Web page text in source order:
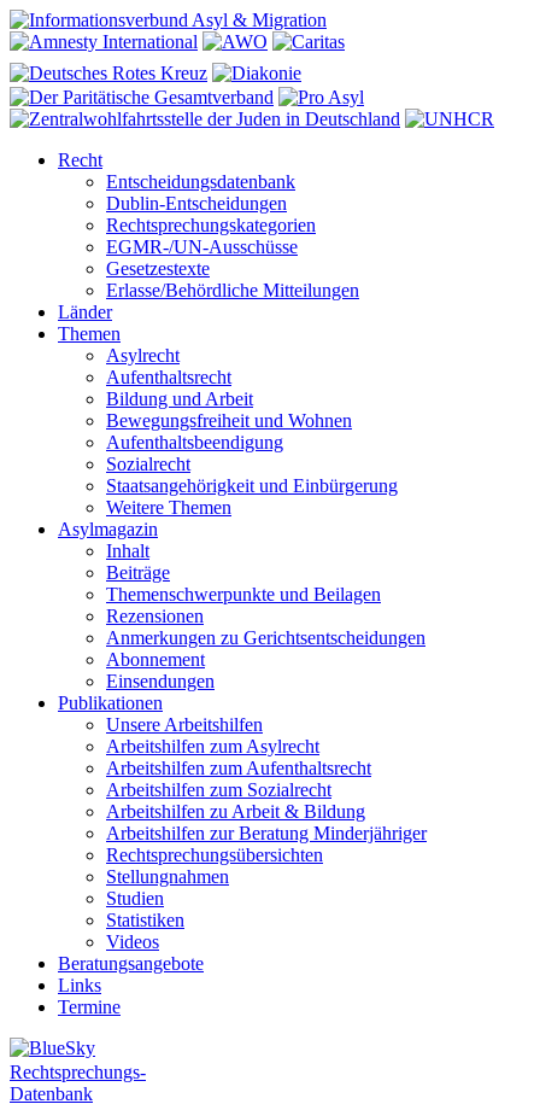
Recht
Entscheidungsdatenbank
Dublin-Entscheidungen
Rechtsprechungskategorien
EGMR-/UN-Ausschüsse
Gesetzestexte
Erlasse/Behördliche Mitteilungen
Länder
Themen
Asylrecht
Aufenthaltsrecht
Bildung und Arbeit
Bewegungsfreiheit und Wohnen
Aufenthaltsbeendigung
Sozialrecht
Staatsangehörigkeit und Einbürgerung
Weitere Themen
Asylmagazin
Inhalt
Beiträge
Themenschwerpunkte und Beilagen
Rezensionen
Anmerkungen zu Gerichtsentscheidungen
Abonnement
Einsendungen
Publikationen
Unsere Arbeitshilfen
Arbeitshilfen zum Asylrecht
Arbeitshilfen zum Aufenthaltsrecht
Arbeitshilfen zum Sozialrecht
Arbeitshilfen zu Arbeit & Bildung
Arbeitshilfen zur Beratung Minderjähriger
Rechtsprechungsübersichten
Stellungnahmen
Studien
Statistiken
Videos
Beratungsangebote
Links
Termine
Rechtsprechungs-
Datenbank